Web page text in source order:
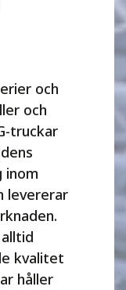
och
och
truckar
levererar
kvalitet
håller